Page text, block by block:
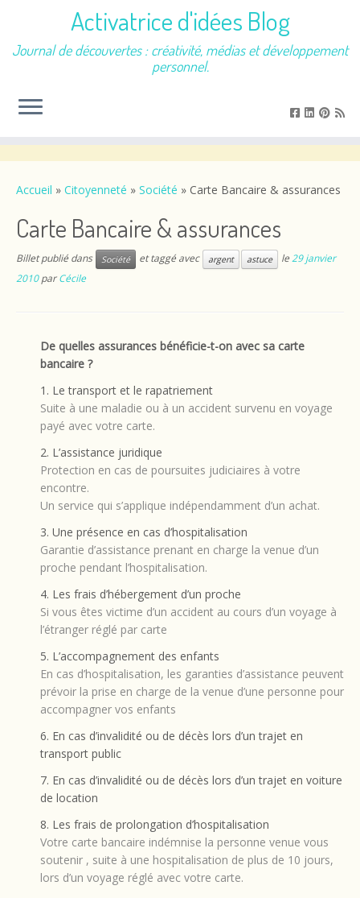
contenu
Activatrice d'idées Blog
Journal de découvertes : créativité, médias et développement
personnel.
Accueil » Citoyenneté » Société » Carte Bancaire & assurances
Carte Bancaire & assurances
Billet publié dans Société et taggé avec argent astuce le29 janvier
2010 parCécile
De quelles assurances bénéficie-t-on avec sa carte
bancaire ?
1. Le transport et le rapatriement
Suite à une maladie ou à un accident survenu en voyage
payé avec votre carte.
2. L’assistance juridique
Protection en cas de poursuites judiciaires à votre
encontre.
Un service qui s’applique indépendamment d’un achat.
3. Une présence en cas d’hospitalisation
Garantie d’assistance prenant en charge la venue d’un
proche pendant l’hospitalisation.
4. Les frais d’hébergement d’un proche
Si vous êtes victime d’un accident au cours d’un voyage à
l’étranger réglé par carte
5. L’accompagnement des enfants
En cas d’hospitalisation, les garanties d’assistance peuvent
prévoir la prise en charge de la venue d’une personne pour
accompagner vos enfants
6. En cas d’invalidité ou de décès lors d’un trajet en
transport public
7. En cas d’invalidité ou de décès lors d’un trajet en voiture
de location
8. Les frais de prolongation d’hospitalisation
Votre carte bancaire indémnise la personne venue vous
soutenir , suite à une hospitalisation de plus de 10 jours,
lors d’un voyage réglé avec votre carte.